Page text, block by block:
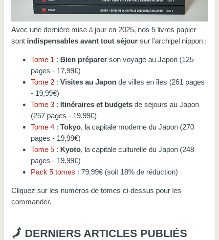
Avec une dernière mise à jour en 2025, nos 5 livres papier
sont indispensables avant tout séjour sur l'archipel nippon :
Tome 1 : Bien préparer son voyage au Japon (125
pages - 17,99€)
Tome 2 : Visites au Japon de villes en îles (261 pages
- 19,99€)
Tome 3 : Itinéraires et budgets de séjours au Japon
(257 pages - 19,99€)
Tome 4 : Tokyo, la capitale moderne du Japon (270
pages - 19,99€)
Tome 5 : Kyoto, la capitale culturelle du Japon (248
pages - 19,99€)
Pack 5 tomes : 79,99€ (soit 18% de réduction)
Cliquez sur les numéros de tomes ci-dessus pour les
commander.
🗾 DERNIERS ARTICLES PUBLIÉS